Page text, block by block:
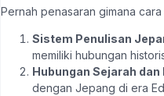
Pernah penasaran gimana
Sistem Penulisan
memiliki hubungan
Hubungan Sejarah dan
dengan Jepang di era